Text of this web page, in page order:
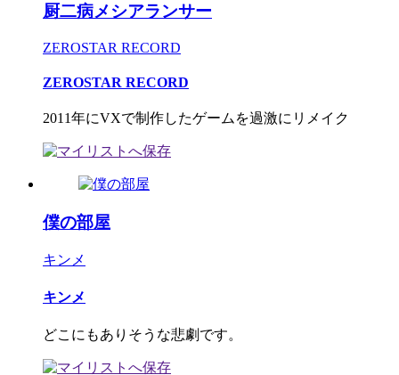
厨二病メシアランサー
ZEROSTAR RECORD
ZEROSTAR RECORD
2011年にVXで制作したゲームを過激にリメイク
僕の部屋
キンメ
キンメ
どこにもありそうな悲劇です。